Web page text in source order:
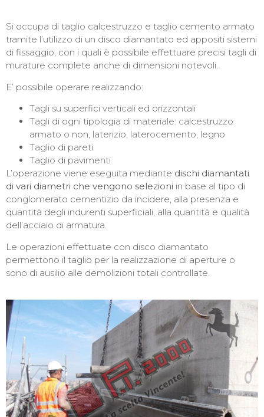
Si occupa di taglio calcestruzzo e taglio cemento armato
tramite l’utilizzo di un disco diamantato ed appositi sistemi
di fissaggio, con i quali è possibile effettuare precisi tagli di
murature complete anche di dimensioni notevoli.
E’ possibile operare realizzando:
Tagli su superfici verticali ed orizzontali
Tagli di ogni tipologia di materiale: calcestruzzo
armato o non, laterizio, laterocemento, legno
Taglio di pareti
Taglio di pavimenti
L’operazione viene eseguita mediante dischi diamantati
di vari diametri che vengono selezioni in base al tipo di
conglomerato cementizio da incidere, alla presenza e
quantità degli indurenti superficiali, alla quantità e qualità
dell’acciaio di armatura.
Le operazioni effettuate con disco diamantato
permettono il taglio per la realizzazione di aperture o
sono di ausilio alle demolizioni totali controllate.